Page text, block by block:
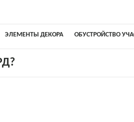
ЭЛЕМЕНТЫ ДЕКОРА ОБУСТРОЙСТВО